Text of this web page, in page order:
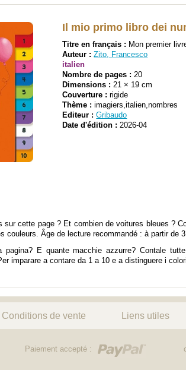
Il mio primo libro dei
Titre en français : Mon premier
Auteur :Zito, Francesco
italien
Nombre de pages : 20
Dimensions : 21 × 19 cm
Couverture : rigide
Thème : imagiers,italien,nombres
Editeur :Gribaudo
Date d'édition : 2026-04
sur cette page ? Et combien de voitures bleues ?
couleurs. Âge de lecture recommandé : à partir de
E quante macchie azzurre? Contale
imparare a contare da 1 a 10 e a distinguere i
Conditions de vente Liens utiles
Paiement accepté :